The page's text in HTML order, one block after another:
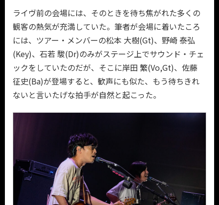
ライヴ前の会場には、そのときを待ち焦がれた多くの
観客の熱気が充満していた。筆者が会場に着いたころ
には、ツアー・メンバーの松本 大樹(Gt)、野崎 泰弘
(Key)、石若 駿(Dr)のみがステージ上でサウンド・チェ
ックをしていたのだが、そこに岸田 繁(Vo,Gt)、佐藤
征史(Ba)が登場すると、歓声にも似た、もう待ちきれ
ないと言いたげな拍手が自然と起こった。